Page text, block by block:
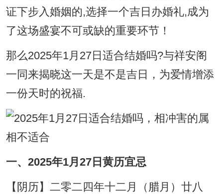
证下步入婚姻的,选择一个吉日办婚礼,成为
了这场盛宴不可或缺的重要环节！
那么2025年1月27日适合结婚吗?与祥安阁
一同来揭晓这一天是不是吉日，为爱情增添
一份天时的祝福.
一、2025年1月27日黄历宜忌
【阴历】二零二四年十二月（腊月）廿八